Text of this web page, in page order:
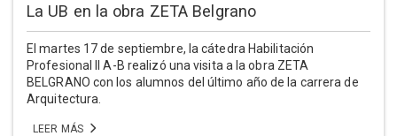
La UB en la obra ZETA Belgrano
El martes 17 de septiembre, la cátedra Habilitación
Profesional II A-B realizó una visita a la obra ZETA
BELGRANO con los alumnos del último año de la carrera de
Arquitectura.
LEER MÁS